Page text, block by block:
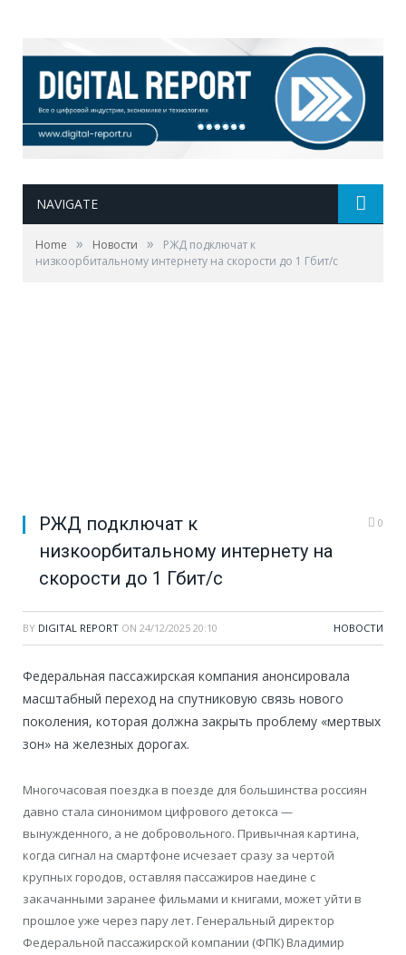
NAVIGATE
Home » Новости »
РЖД подключат к
низкоорбитальному интернету на скорости до 1 Гбит/с
РЖД подключат к
низкоорбитальному интернету на
скорости до 1 Гбит/с
0
BY DIGITAL REPORT ON 24/12/2025 20:10 НОВОСТИ
Федеральная пассажирская компания анонсировала
масштабный переход на спутниковую связь нового
поколения, которая должна закрыть проблему «мертвых
зон» на железных дорогах.
Многочасовая поездка в поезде для большинства россиян
давно стала синонимом цифрового детокса —
вынужденного, а не добровольного. Привычная картина,
когда сигнал на смартфоне исчезает сразу за чертой
крупных городов, оставляя пассажиров наедине с
закачанными заранее фильмами и книгами, может уйти в
прошлое уже через пару лет. Генеральный директор
Федеральной пассажирской компании (ФПК) Владимир